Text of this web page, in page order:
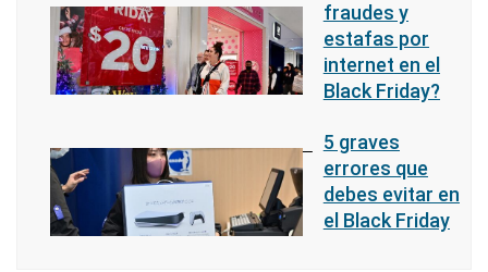
fraudes y
estafas por
internet en el
Black Friday?
5 graves
errores que
debes evitar en
el Black Friday